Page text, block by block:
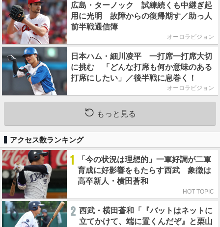
広島・ターノック 試練続くも中継ぎ起
用に光明 故障からの復帰期す／助っ人
前半戦通信簿
オーロラビジョン
日本ハム・細川凌平 一打席一打席大切
に挑む 「どんな打席も何か意味のある
打席にしたい」／後半戦に息巻く！
オーロラビジョン
もっと見る
アクセス数ランキング
1
「今の状況は理想的」一軍好調が二軍
育成に好影響をもたらす西武 象徴は
高卒新人・横田蒼和
HOT TOPIC
2 西武・横田蒼和「『バットはネットに
立てかけて、端に置くんだぞ』と栗山